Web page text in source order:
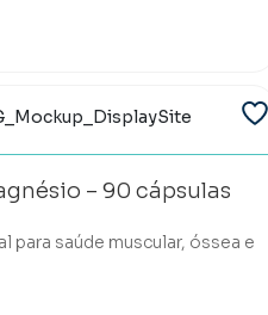
– 90 cápsulas
para saúde muscular, óssea e